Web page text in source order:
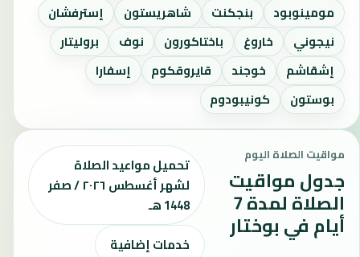
مومينوبود
بنجكنت شاهريستون
إسترفشان
نيجوني
خاروغ باختاكورون نوف
بروليتار
إشقاشم
خوجند قايروقكوم
إسفارا
بوستون
كونيبودوم
مواقيت الصلاة اليوم
جدول مواقيت
الصلاة لمدة 7
أيام في بوختار
تحميل مواعيد الصلاة
لشهر أغسطس ٢٠٢٦ / صفر
1448 هـ
خدمات إضافية